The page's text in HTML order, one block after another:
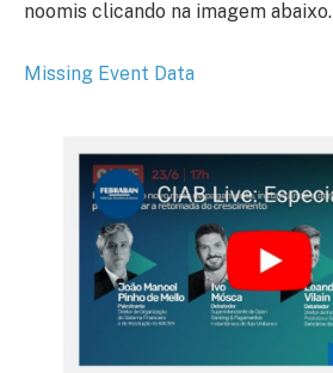
noomis clicando na imagem abaixo.
Missing Event Data